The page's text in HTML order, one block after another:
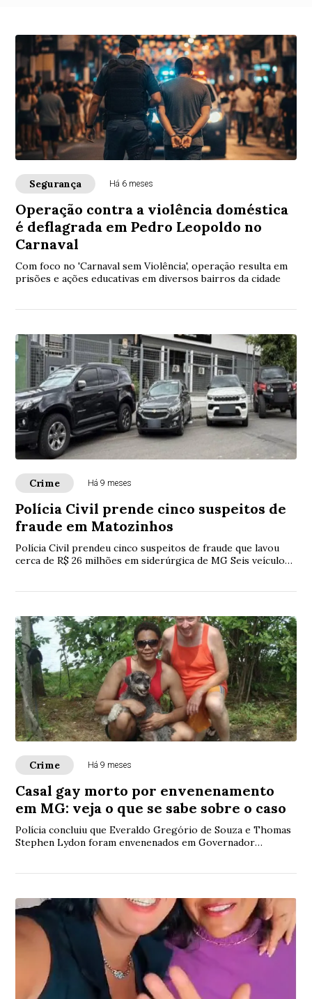
Segurança Há 6 meses
Operação contra a violência doméstica
é deflagrada em Pedro Leopoldo no
Carnaval
Com foco no 'Carnaval sem Violência', operação resulta em
prisões e ações educativas em diversos bairros da cidade
Crime Há 9 meses
Polícia Civil prende cinco suspeitos de
fraude em Matozinhos
Polícia Civil prendeu cinco suspeitos de fraude que lavou
cerca de R$ 26 milhões em siderúrgica de MG Seis veículos
Crime Há 9 meses
Casal gay morto por envenenamento
em MG: veja o que se sabe sobre o caso
Polícia concluiu que Everaldo Gregório de Souza e Thomas
Stephen Lydon foram envenenados em Governador